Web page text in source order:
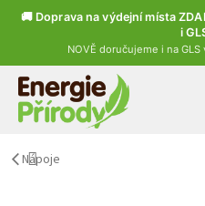
🚚 Doprava na výdejní místa
i
NOVĚ doručujeme i na
Přejít na obsah
Nápoje